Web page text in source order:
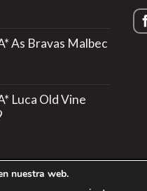
As Bravas Malbec
Luca Old Vine
información sobre las Cookies
nuestra web.